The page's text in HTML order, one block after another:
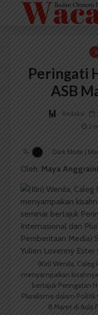
Peringati
ASB
Redaksi
2
Dark Mode |
Oleh: Maya
(Kiri) Wenila,
menyampaikan
bertajuk Peringatan
Pluralisme dalam
8 Maret di Aula